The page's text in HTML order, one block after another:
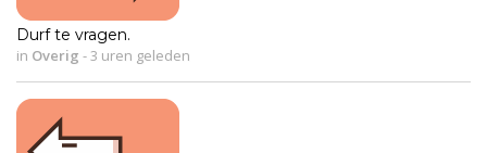
Durf te vragen.
in Overig -3 uren geleden